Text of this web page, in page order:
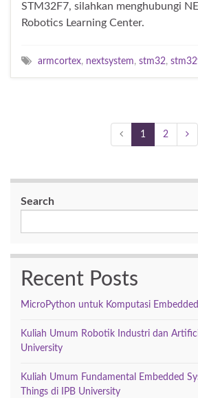
STM32F7, silahkan menghubungi
Robotics Learning Center.
armcortex, nextsystem, stm32,
1 2
Search
Recent Posts
MicroPython untuk Komputasi Embedded
Kuliah Umum Robotik Industri dan
University
Kuliah Umum Fundamental Embedded
Things di IPB University